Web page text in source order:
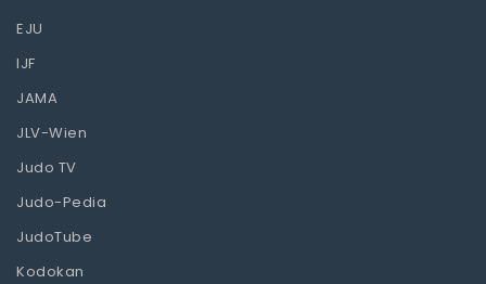
EJU
IJF
JAMA
JLV-Wien
Judo TV
Judo-Pedia
JudoTube
Kodokan